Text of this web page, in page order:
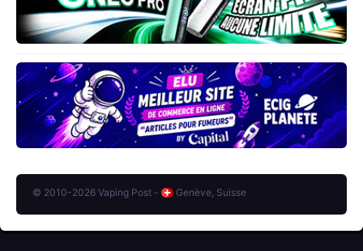
© 2010-2026 Vaping Post - Genève, Suisse